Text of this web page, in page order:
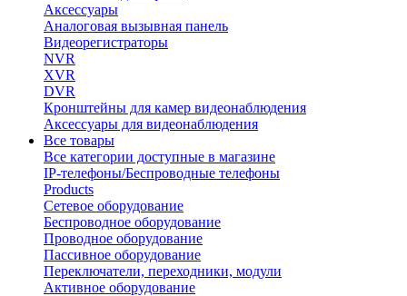
Аксессуары
Аналоговая вызывная панель
Видеорегистраторы
NVR
XVR
DVR
Кронштейны для камер видеонаблюдения
Аксессуары для видеонаблюдения
Все товары
Все категории доступные в магазине
IP-телефоны/Беспроводные телефоны
Products
Сетевое оборудование
Беспроводное оборудование
Проводное оборудование
Пассивное оборудование
Переключатели, переходники, модули
Активное оборудование